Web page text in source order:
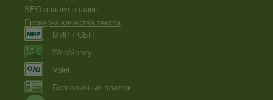
SEO анализ онлайн
Проверка качества текста
МИР / СБП
WebMoney
Volet
Безналичный платеж